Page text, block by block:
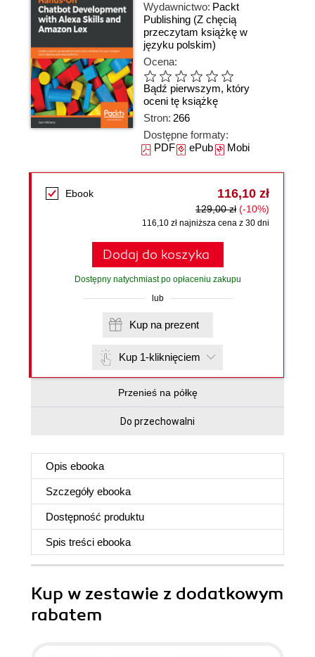
Wydawnictwo: Packt
Publishing (Z chęcią
przeczytam książkę w
języku polskim)
Ocena:
Bądź pierwszym, który
oceni tę książkę
Stron: 266
Dostępne formaty:
PDFePubMobi
Ebook 116,10 zł
129,00 zł (-10%)
116,10 zł najniższa cena z 30 dni
Dodaj do koszyka
Dostępny natychmiast po opłaceniu zakupu
lub
Kup na prezent
Kup 1-kliknięciem
Przenieś na półkę
Do przechowalni
Opis ebooka
Szczegóły ebooka
Dostępność produktu
Spis treści ebooka
Kup w zestawie z dodatkowym
rabatem